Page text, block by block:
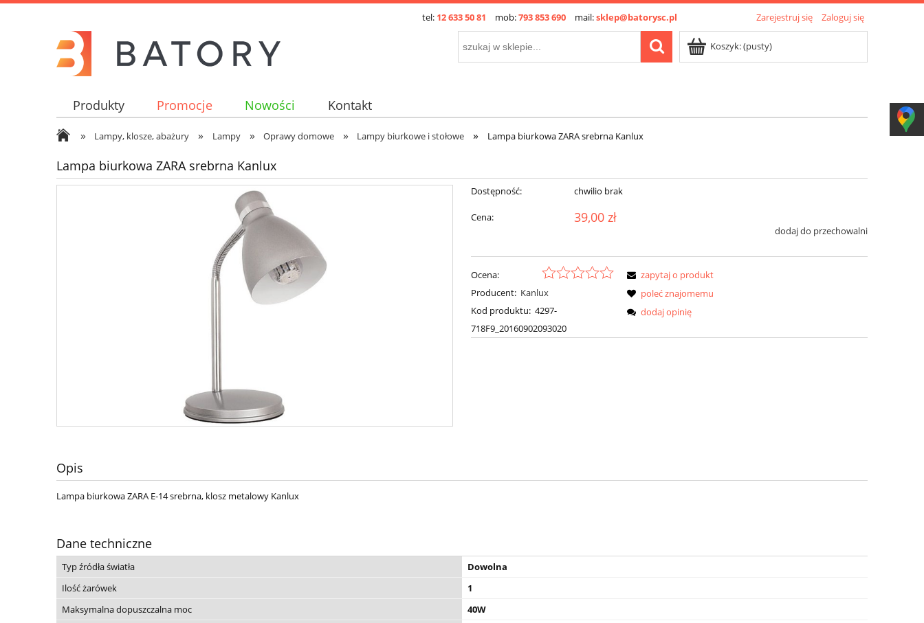
Zarejestruj się Zaloguj się
tel: 12 633 50 81 mob:793 853 690 mail:sklep@batorysc.pl
Koszyk:(pusty)
Produkty Promocje Nowości Kontakt
» Lampy, klosze, abażury » Lampy » Oprawy domowe » Lampy biurkowe i stołowe » Lampa biurkowa ZARA srebrna Kanlux
Lampa biurkowa ZARA srebrna Kanlux
Dostępność: chwilio brak
Cena: 39,00 zł
dodaj do przechowalni
Ocena:
Producent: Kanlux
Kod produktu: 4297-
718F9_20160902093020
zapytaj o produkt
poleć znajomemu
dodaj opinię
Opis
Lampa biurkowa ZARA E-14 srebrna, klosz metalowy Kanlux
Dane techniczne
Typ źródła światła
Dowolna
Ilość żarówek
1
Maksymalna dopuszczalna moc
40W